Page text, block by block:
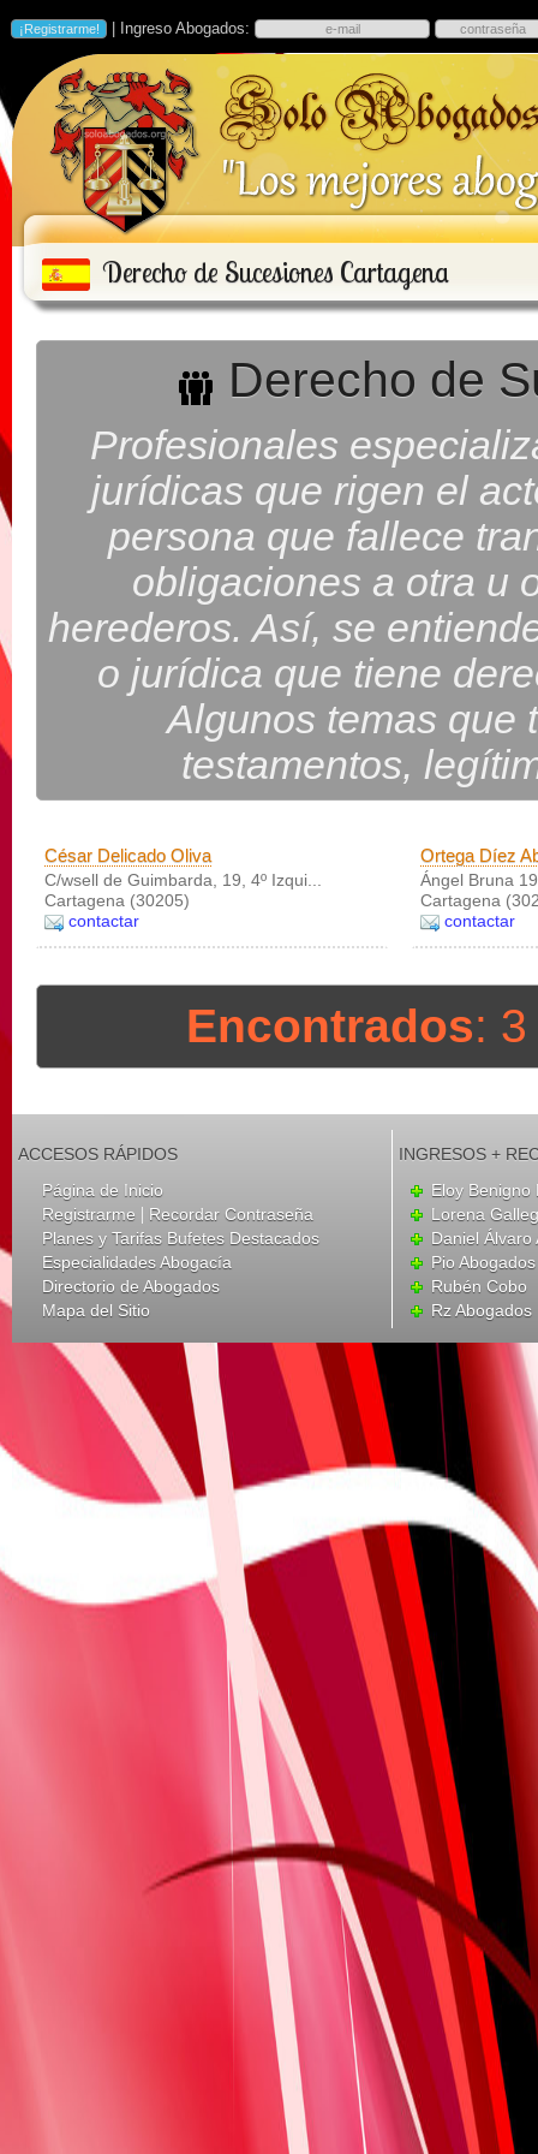
| Ingreso Abogados:
Derecho de Sucesiones Cartagena
Derecho de
Profesionales
jurídicas que rigen el
persona que fallece
obligaciones a otra u
herederos. Así, se
o jurídica que tiene
Algunos temas que
testamentos,
César Delicado Oliva
C/wsell de Guimbarda, 19, 4º Izqui...
Cartagena (30205)
contactar
Ortega Díez
Ángel Bruna 19
Cartagena
contactar
Encontrados:
ACCESOS RÁPIDOS
Página de Inicio
Registrarme | Recordar Contraseña
Planes y Tarifas Bufetes Destacados
Especialidades Abogacía
Directorio de Abogados
Mapa del Sitio
INGRESOS +
Eloy Benigno
Lorena
Daniel Álvaro
Pio
Rubén Cobo
Rz Abogados